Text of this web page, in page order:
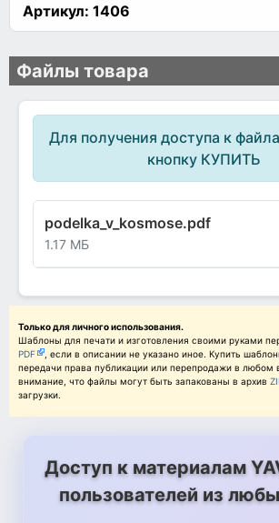
Артикул: 1406
Файлы товара
Для получения доступа к
кнопку КУПИТЬ
podelka_v_kosmose.pdf
1.17 МБ
Только для личного использования.
Шаблоны для печати и изготовления своими руками
PDF
, если в описании не указано иное. Купить
передачи права публикации или перепродажи в любом
внимание, что файлы могут быть запакованы в архив
загрузки.
Доступ к материалам
пользователей из